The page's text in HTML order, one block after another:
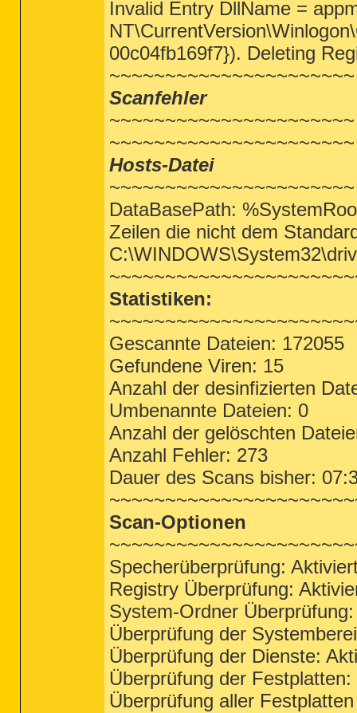
Invalid Entry DllName =
00c04fb169f7}). Deleting
~~~~~~~~~~~~~~~~~~~~~~
Scanfehler
~~~~~~~~~~~~~~~~~~~~~~
~~~~~~~~~~~~~~~~~~~~~~
Hosts-Datei
~~~~~~~~~~~~~~~~~~~~~~
DataBasePath:
Zeilen die nicht dem
Statistiken:
Gescannte Dateien: 172055
Gefundene Viren: 15
Anzahl der desinfizierten
Umbenannte Dateien: 0
Anzahl der gelöschten
Anzahl Fehler: 273
Dauer des Scans bisher:
Scan-Optionen
Specherüberprüfung:
Registry Überprüfung:
System-Ordner
Überprüfung der
Überprüfung der Dienste:
Überprüfung der
Überprüfung aller